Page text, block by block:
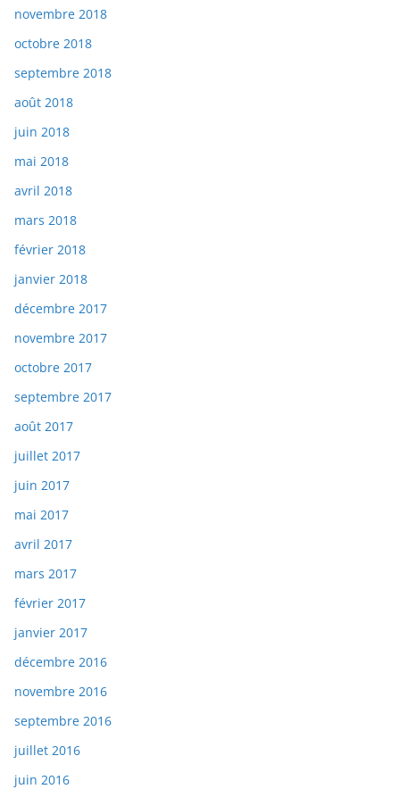
novembre 2018
octobre 2018
septembre 2018
août 2018
juin 2018
mai 2018
avril 2018
mars 2018
février 2018
janvier 2018
décembre 2017
novembre 2017
octobre 2017
septembre 2017
août 2017
juillet 2017
juin 2017
mai 2017
avril 2017
mars 2017
février 2017
janvier 2017
décembre 2016
novembre 2016
septembre 2016
juillet 2016
juin 2016